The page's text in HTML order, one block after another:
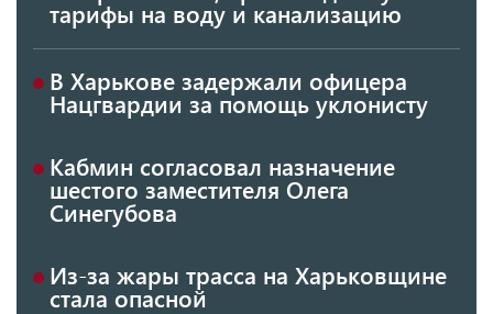
тарифы на воду и канализацию
В Харькове задержали офицера
Нацгвардии за помощь уклонисту
Кабмин согласовал назначение
шестого заместителя Олега
Синегубова
Из-за жары трасса на Харьковщине
стала опасной